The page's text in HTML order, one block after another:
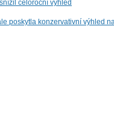
celoroční výhled
poskytla konzervativní výhled